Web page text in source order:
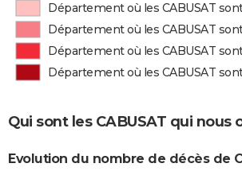
Département où les CABUSAT
Département où les CABUSAT
Département où les CABUSAT
Département où les CABUSAT
Qui sont les CABUSAT qui nous
Evolution du nombre de décès de